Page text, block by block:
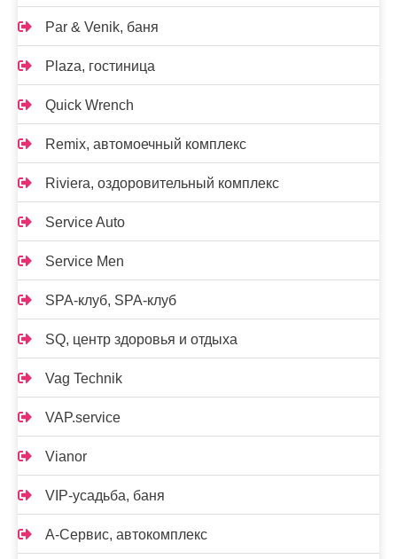
Par & Venik, баня
Plaza, гостиница
Quick Wrench
Remix, автомоечный комплекс
Riviera, оздоровительный комплекс
Service Auto
Service Men
SPA-клуб, SPA-клуб
SQ, центр здоровья и отдыха
Vag Technik
VAP.service
Vianor
VIP-усадьба, баня
А-Сервис, автокомплекс